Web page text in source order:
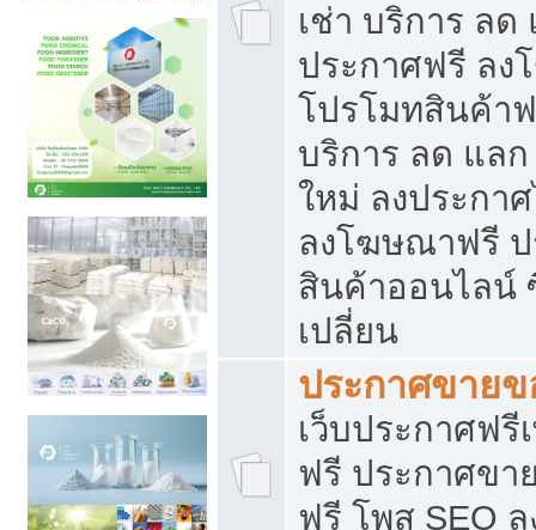
เช่า บริการ ลด
ประกาศฟรี ล
โปรโมทสินค้า
บริการ ลด แล
ใหม่ ลงประกา
ลงโฆษณาฟรี
สินค้าออนไลน์
เปลี่ยน
ประกาศขายข
เว็บประกาศฟรี
ฟรี ประกาศขา
ฟรี โพส SEO